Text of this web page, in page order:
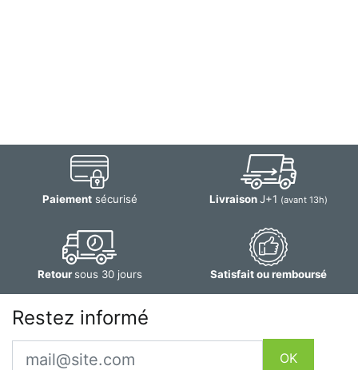
Paiementsécurisé LivraisonJ+1 (avant 13h)
Retoursous 30 jours Satisfait ou remboursé
Restez informé
Email
OK